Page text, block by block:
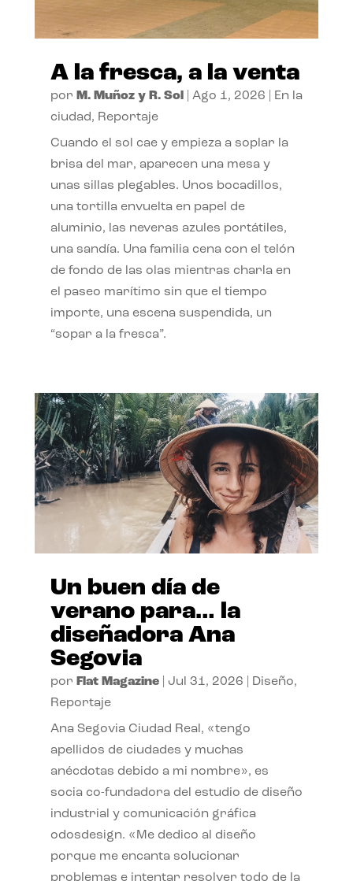
A la fresca, a la venta
por M. Muñoz y R. Sol| Ago 1, 2026
En la
ciudad, Reportaje
Cuando el sol cae y empieza a soplar la
brisa del mar, aparecen una mesa y
unas sillas plegables. Unos bocadillos,
una tortilla envuelta en papel de
aluminio, las neveras azules portátiles,
una sandía. Una familia cena con el telón
de fondo de las olas mientras charla en
el paseo marítimo sin que el tiempo
importe, una escena suspendida, un
“sopar a la fresca”.
Un buen día de
verano para… la
diseñadora Ana
Segovia
por Flat Magazine| Jul 31, 2026 Diseño,
Reportaje
Ana Segovia Ciudad Real, «tengo
apellidos de ciudades y muchas
anécdotas debido a mi nombre», es
socia co-fundadora del estudio de diseño
industrial y comunicación gráfica
odosdesign. «Me dedico al diseño
porque me encanta solucionar
problemas e intentar resolver todo de la